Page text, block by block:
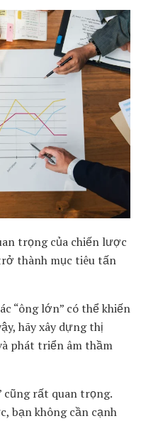
trọng của chiến lược
thành mục tiêu tấn
“ông lớn” có thể khiến
hãy xây dựng thị
phát triển âm thầm
cũng rất quan trọng.
bạn không cần cạnh